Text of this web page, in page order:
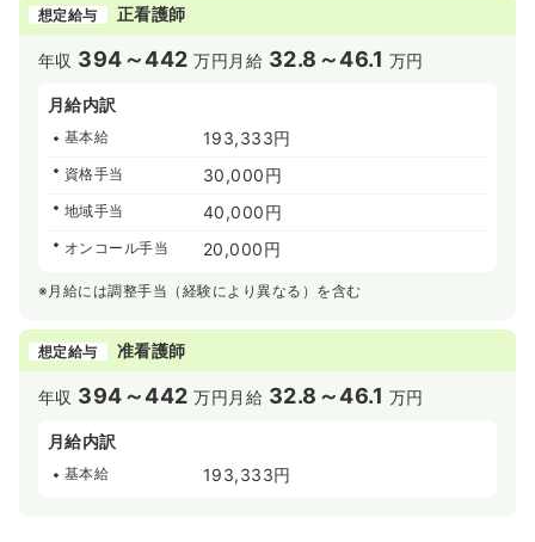
想定給与 正看護師
年収 394～442 万円 月給 32.8～46.1 万円
月給内訳
基本給 193,333円
資格手当 30,000円
地域手当 40,000円
オンコール手当 20,000円
※月給には調整手当（経験により異なる）を含む
想定給与 准看護師
年収 394～442 万円 月給 32.8～46.1 万円
月給内訳
基本給 193,333円